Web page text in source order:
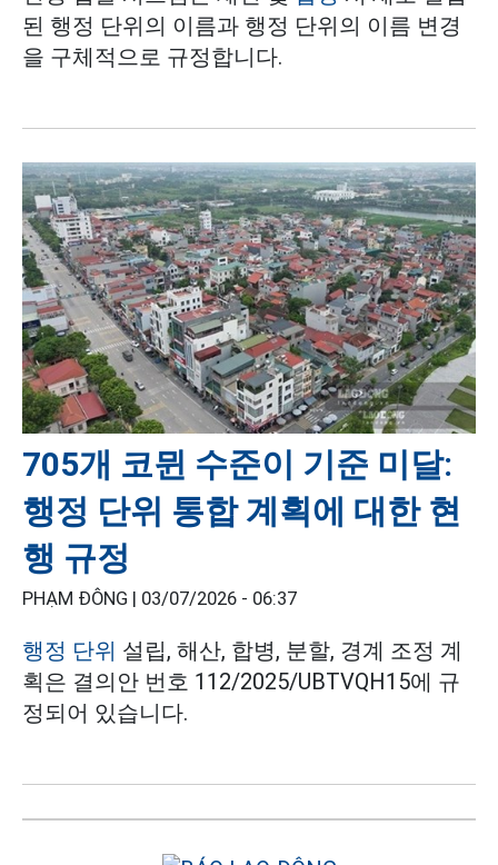
된 행정 단위의 이름과 행정 단위의 이름 변경
을 구체적으로 규정합니다.
705개 코뮌 수준이 기준 미달:
행정 단위 통합 계획에 대한 현
행 규정
PHẠM ĐÔNG | 03/07/2026 - 06:37
행정 단위 설립, 해산, 합병, 분할, 경계 조정 계
획은 결의안 번호 112/2025/UBTVQH15에 규
정되어 있습니다.